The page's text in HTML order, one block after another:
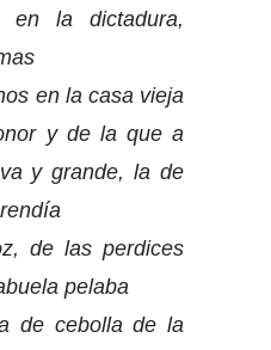
en la dictadura,
en la casa vieja
y de la que a
y grande, la de
de las perdices
pelaba
de cebolla de la